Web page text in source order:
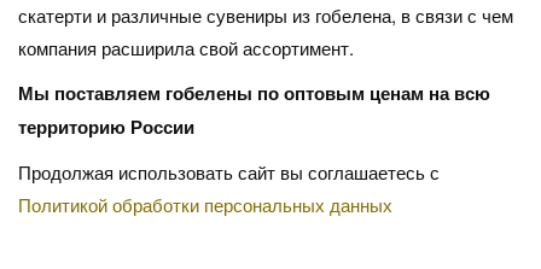
скатерти и различные сувениры из гобелена, в связи с чем
компания расширила свой ассортимент.
Мы поставляем гобелены по оптовым ценам на всю
территорию России
Продолжая использовать сайт вы соглашаетесь с
Политикой обработки персональных данных